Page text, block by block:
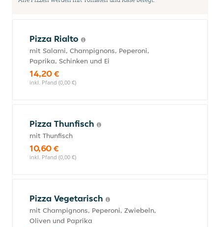
Pizza Rialto
mit Salami, Champignons, Peperoni,
Paprika, Schinken und Ei
14,20 €
inkl. Pfand (0,00 €)
Pizza Thunfisch
mit Thunfisch
10,60 €
inkl. Pfand (0,00 €)
Pizza Vegetarisch
mit Champignons, Peperoni, Zwiebeln,
Oliven und Paprika